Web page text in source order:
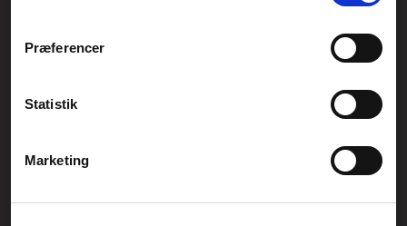
Præferencer
Statistik
Marketing
CVR.: 26208637
Generelle henvendelser:
Service- og reklamationsafdelingen: